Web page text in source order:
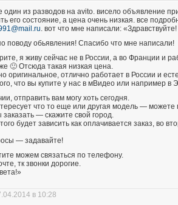
один из разводов на avito. висело объявление
его состояние, а цена очень низкая. все
. вот что мне написали: «Здравствуйте!
поводу обьявления! Спасибо что мне написали!
я живу сейчас не в России, а во Франции и
🙂 Отсюда такая низкая цена.
оригинальное, отлично работает в России и
что вы купите у нас в мВидео или например в
отправить вам могу хоть сегодня.
что то еще или другая модель —
заказать — скажите свой город.
будет зависить как оплачивается заказ, во
— задавайте!
можем связаться по телефону.
тк звонки дорогие.
в 10:28